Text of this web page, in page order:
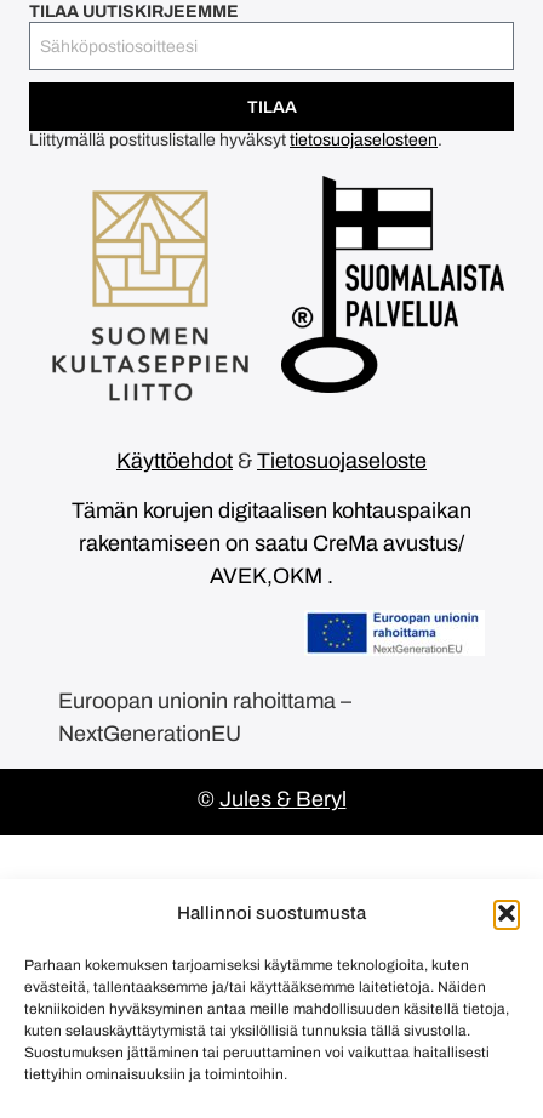
Hallinnoi suostumusta
Parhaan kokemuksen tarjoamiseksi käytämme teknologioita, kuten
evästeitä, tallentaaksemme ja/tai käyttääksemme laitetietoja. Näiden
tekniikoiden hyväksyminen antaa meille mahdollisuuden käsitellä tietoja,
kuten selauskäyttäytymistä tai yksilöllisiä tunnuksia tällä sivustolla.
Suostumuksen jättäminen tai peruuttaminen voi vaikuttaa haitallisesti
tiettyihin ominaisuuksiin ja toimintoihin.
TILAA UUTISKIRJEEMME
TILAA
Liittymällä postituslistalle hyväksyt tietosuojaselosteen.
Käyttöehdot & Tietosuojaseloste
Tämän korujen digitaalisen kohtauspaikan
rakentamiseen on saatu CreMa avustus/
AVEK,OKM .
Euroopan unionin rahoittama –
NextGenerationEU
© Jules & Beryl